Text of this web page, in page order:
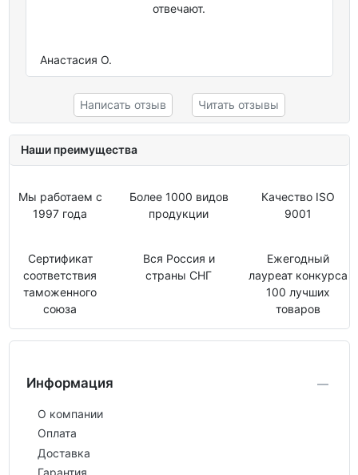
отвечают.
Анастасия О.
Написать отзыв Читать отзывы
Наши преимущества
Мы работаем с
1997 года
Более 1000 видов
продукции
Качество ISO
9001
Сертификат
соответствия
таможенного
союза
Вся Россия и
страны СНГ
Ежегодный
лауреат конкурса
100 лучших
товаров
Информация
О компании
Оплата
Доставка
Гарантия